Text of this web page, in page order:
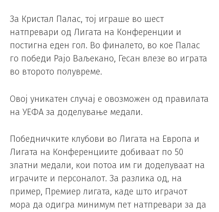
За Кристал Палас, тој играше во шест
натпревари од Лигата на Конференции и
постигна еден гол. Во финалето, во кое Палас
го победи Рајо Ваљекано, Гесан влезе во играта
во второто полувреме.
Овој уникатен случај е овозможен од правилата
на УЕФА за доделување медали.
Победничките клубови во Лигата на Европа и
Лигата на Конференциите добиваат по 50
златни медали, кои потоа им ги доделуваат на
играчите и персоналот. За разлика од, на
пример, Премиер лигата, каде што играчот
мора да одигра минимум пет натпревари за да